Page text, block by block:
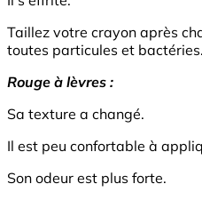
Taillez votre crayon après
toutes particules et bactéries.
Rouge à lèvres :
Sa texture a changé.
Il est peu confortable à
Son odeur est plus forte.